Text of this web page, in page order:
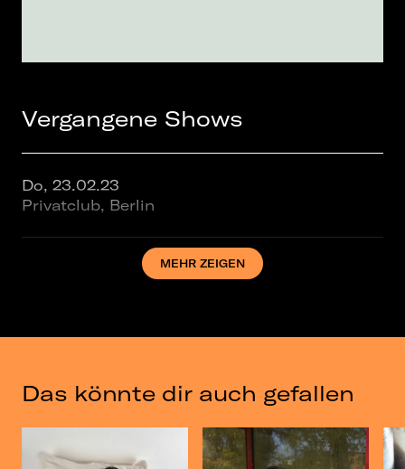
Vergangene Shows
Do, 23.02.23
Privatclub, Berlin
Columbia Theater, Berlin
MEHR ZEIGEN
Das könnte dir auch gefallen